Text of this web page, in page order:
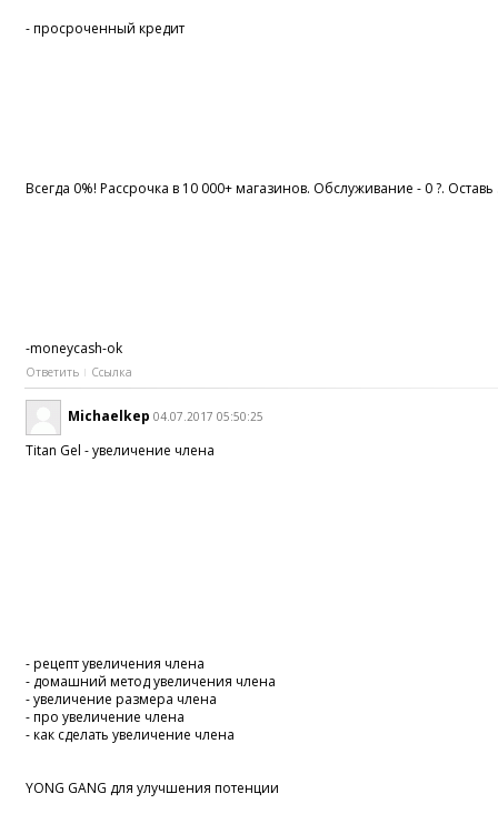
- просроченный кредит
Всегда 0%! Рассрочка в 10 000+ магазинов. Обслуживание - 0 ?. Оставь
-moneycash-ok
Ответить Ссылка
Michaelkep 04.07.2017 05:50:25
Titan Gel - увеличение члена
- рецепт увеличения члена
- домашний метод увеличения члена
- увеличение размера члена
- про увеличение члена
- как сделать увеличение члена
YONG GANG для улучшения потенции